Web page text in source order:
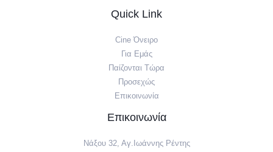
Quick Link
Cine Όνειρο
Για Eμάς
Παίζονται Τώρα
Προσεχώς
Επικοινωνία
Επικοινωνία
Νάξου 32, Αγ.Ιωάννης Ρέντης